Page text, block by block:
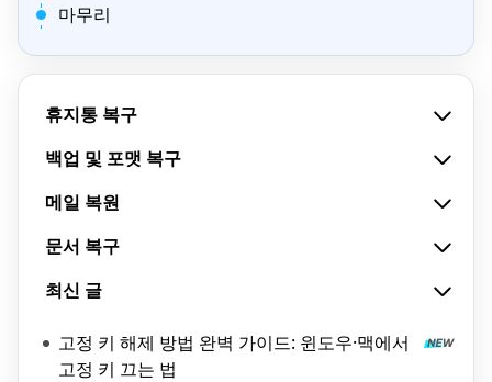
마무리
휴지통 복구
백업 및 포맷 복구
메일 복원
문서 복구
최신 글
고정 키 해제 방법 완벽 가이드: 윈도우·맥에서
고정 키 끄는 법